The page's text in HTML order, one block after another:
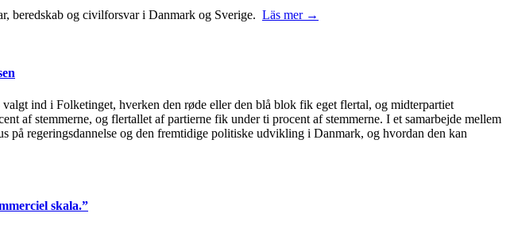
beredskab og civilforsvar i Danmark og Sverige. Läs mer →
ind i Folketinget, hverken den røde eller den blå blok fik eget flertal, og midterpartiet
af stemmerne, og flertallet af partierne fik under ti procent af stemmerne. I et samarbejde mellem
på regeringsdannelse og den fremtidige politiske udvikling i Danmark, og hvordan den kan
skala.”